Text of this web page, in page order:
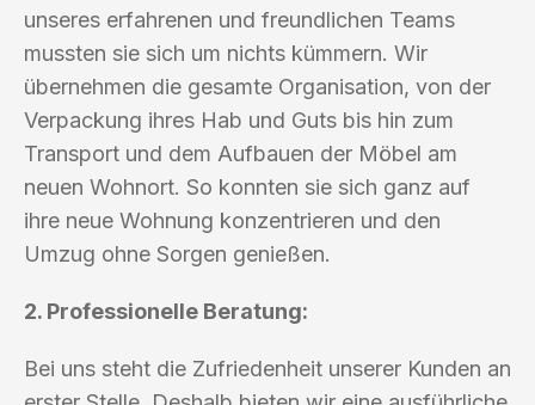
unseres erfahrenen und freundlichen Teams
mussten sie sich um nichts kümmern. Wir
übernehmen die gesamte Organisation, von der
Verpackung ihres Hab und Guts bis hin zum
Transport und dem Aufbauen der Möbel am
neuen Wohnort. So konnten sie sich ganz auf
ihre neue Wohnung konzentrieren und den
Umzug ohne Sorgen genießen.
2. Professionelle Beratung:
Bei uns steht die Zufriedenheit unserer Kunden an